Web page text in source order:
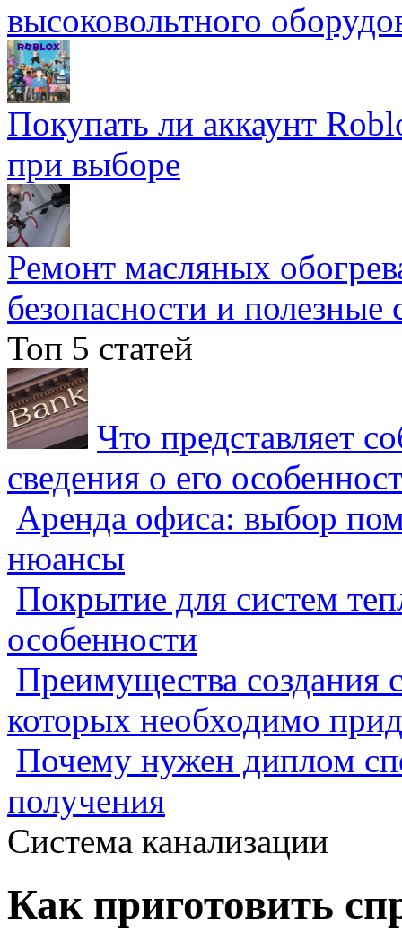
высоковольтного
Покупать ли аккаунт
при выборе
Ремонт масляных
безопасности и полезные
Топ 5 статей
Что представляет
сведения о его
Аренда офиса: выбор
нюансы
Покрытие для систем
особенности
Преимущества создания
которых необходимо
Почему нужен диплом
получения
Система канализации
Как приготовить